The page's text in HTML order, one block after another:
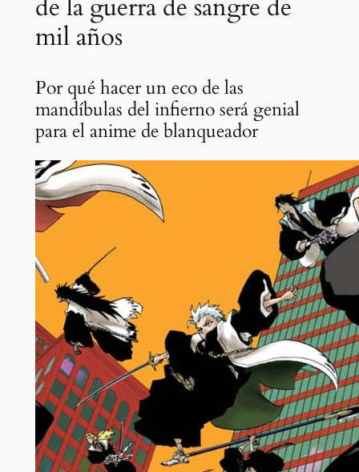
de la guerra de sangre de
mil años
Por qué hacer un eco de las
mandíbulas del infierno será genial
para el anime de blanqueador